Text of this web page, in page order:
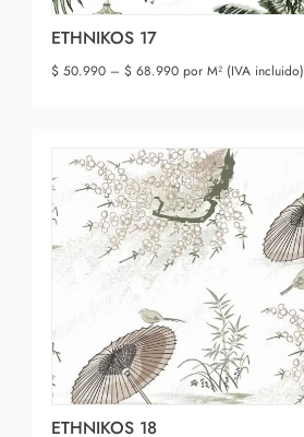
ETHNIKOS 17
$50.990 – $68.990por M² (IVA incluido)
ETHNIKOS 18